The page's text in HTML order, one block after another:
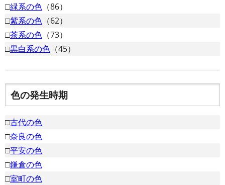
□緑系の色 （86）
□紫系の色 （62）
□茶系の色 （73）
□黒白系の色 （45）
色の発生時期
□古代の色
□奈良の色
□平安の色
□鎌倉の色
□室町の色